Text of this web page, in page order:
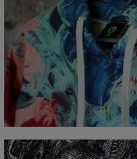
Mierzone na płasko
CM
A - Długość całkowita
B - Sz. klatki piersiowej
C - Długość rękawów